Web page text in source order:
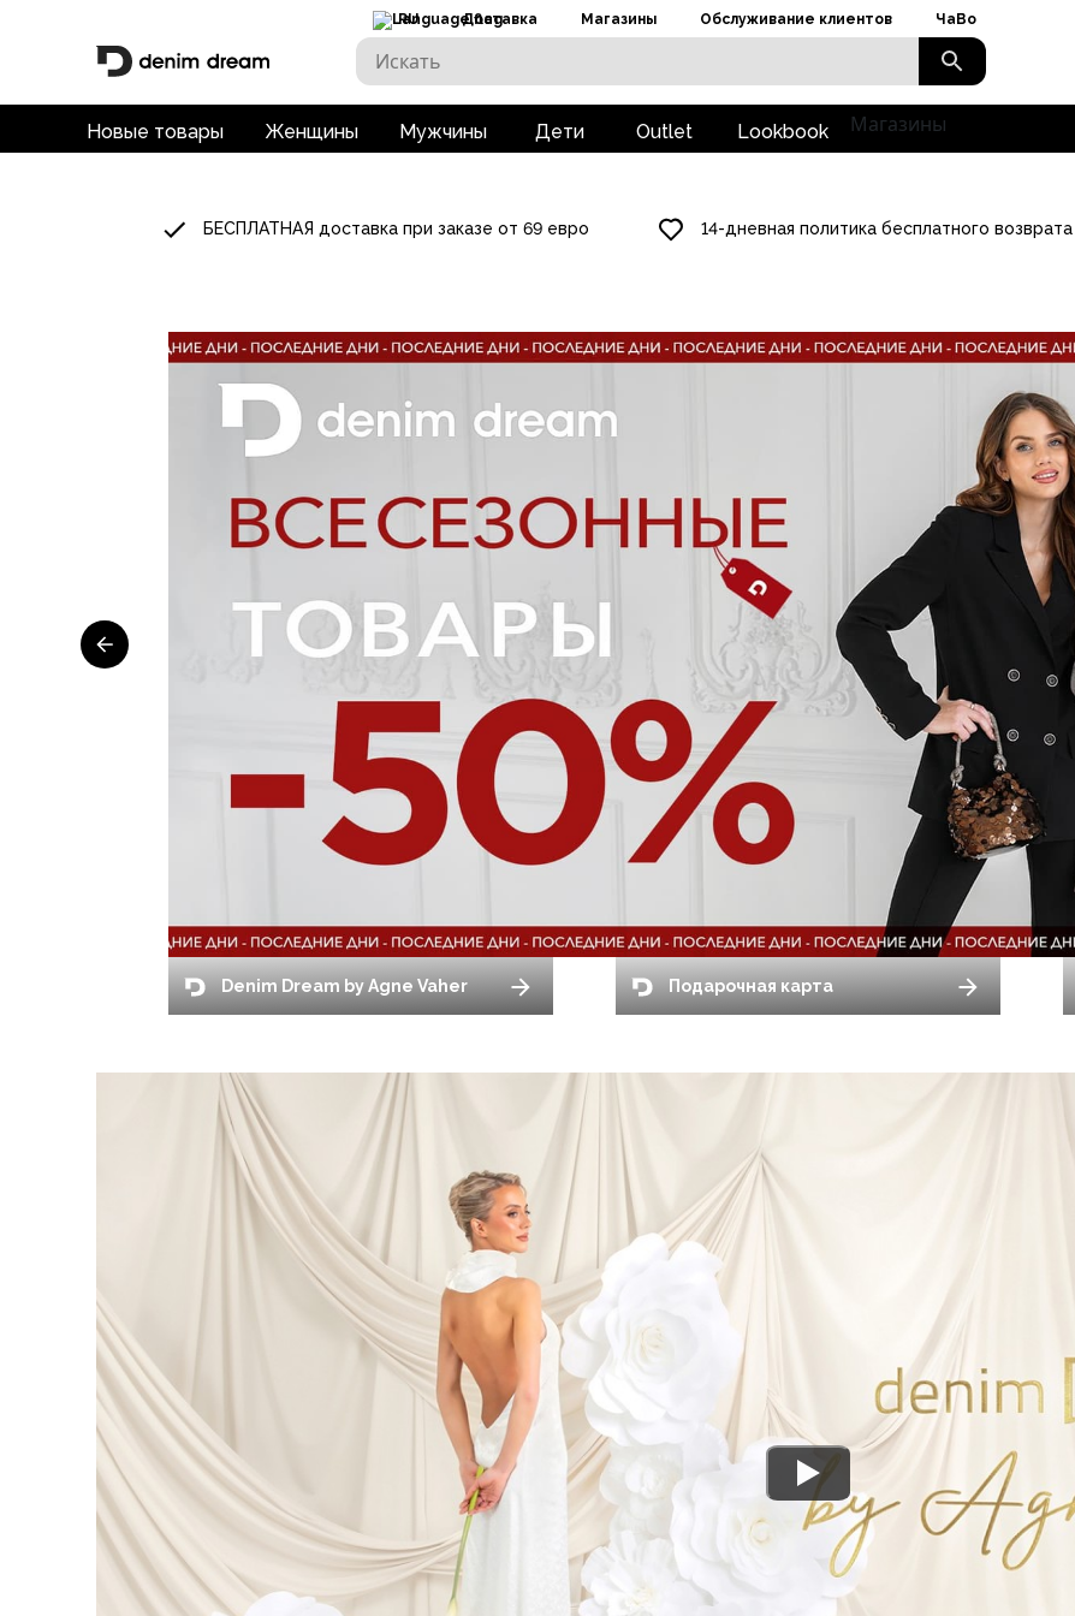
RU Доставка Магазины Обслуживание клиентов ЧаВо
Новые товары Женщины Мужчины Дети Outlet Lookbook Магазины
БЕСПЛАТНАЯ доставка при заказе от 69 евро 14-дневная политика бесплатного возврата
Denim Dream by Agne Vaher Подарочная карта